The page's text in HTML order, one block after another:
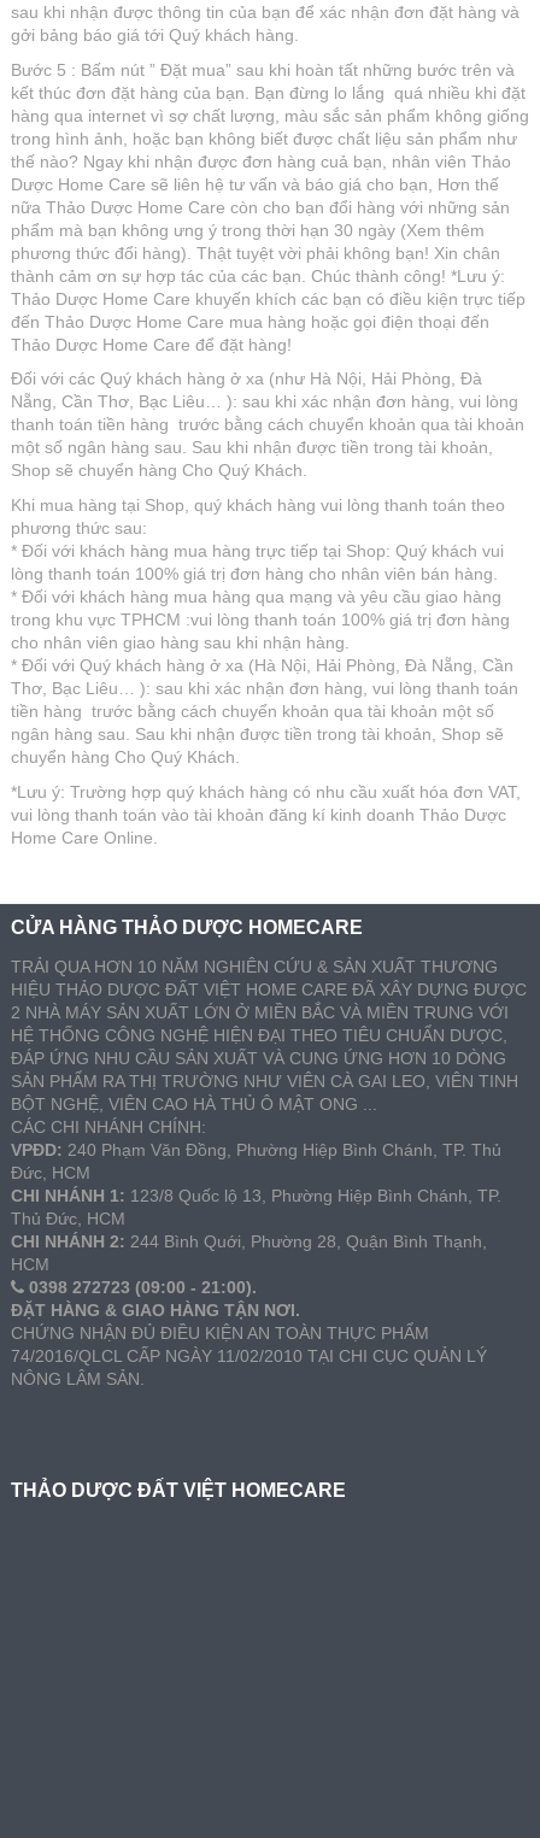
sau khi nhận được thông tin của bạn để xác nhận đơn đặt hàng và
gởi bảng báo giá tới Quý khách hàng.
Bước 5 : Bấm nút ” Đặt mua” sau khi hoàn tất những bước trên và
kết thúc đơn đặt hàng của bạn. Bạn đừng lo lắng quá nhiều khi đặt
hàng qua internet vì sợ chất lượng, màu sắc sản phẩm không giống
trong hình ảnh, hoặc bạn không biết được chất liệu sản phẩm như
thế nào? Ngay khi nhận được đơn hàng cuả bạn, nhân viên Thảo
Dược Home Care sẽ liên hệ tư vấn và báo giá cho bạn, Hơn thế
nữa Thảo Dược Home Care còn cho bạn đổi hàng với những sản
phẩm mà bạn không ưng ý trong thời hạn 30 ngày (Xem thêm
phương thức đổi hàng). Thật tuyệt vời phải không bạn! Xin chân
thành cảm ơn sự hợp tác của các bạn. Chúc thành công! *Lưu ý:
Thảo Dược Home Care khuyến khích các bạn có điều kiện trực tiếp
đến Thảo Dược Home Care mua hàng hoặc gọi điện thoại đến
Thảo Dược Home Care để đặt hàng!
Đối với các Quý khách hàng ở xa (như Hà Nội, Hải Phòng, Đà
Nẵng, Cần Thơ, Bạc Liêu… ): sau khi xác nhận đơn hàng, vui lòng
thanh toán tiền hàng trước bằng cách chuyển khoản qua tài khoản
một số ngân hàng sau. Sau khi nhận được tiền trong tài khoản,
Shop sẽ chuyển hàng Cho Quý Khách.
Khi mua hàng tại Shop, quý khách hàng vui lòng thanh toán theo
phương thức sau:
* Đối với khách hàng mua hàng trực tiếp tại Shop: Quý khách vui
lòng thanh toán 100% giá trị đơn hàng cho nhân viên bán hàng.
* Đối với khách hàng mua hàng qua mạng và yêu cầu giao hàng
trong khu vực TPHCM :vui lòng thanh toán 100% giá trị đơn hàng
cho nhân viên giao hàng sau khi nhận hàng.
* Đối với Quý khách hàng ở xa (Hà Nội, Hải Phòng, Đà Nẵng, Cần
Thơ, Bạc Liêu… ): sau khi xác nhận đơn hàng, vui lòng thanh toán
tiền hàng trước bằng cách chuyển khoản qua tài khoản một số
ngân hàng sau. Sau khi nhận được tiền trong tài khoản, Shop sẽ
chuyển hàng Cho Quý Khách.
*Lưu ý: Trường hợp quý khách hàng có nhu cầu xuất hóa đơn VAT,
vui lòng thanh toán vào tài khoản đăng kí kinh doanh Thảo Dược
Home Care Online.
CỬA HÀNG THẢO DƯỢC HOMECARE
TRẢI QUA HƠN 10 NĂM NGHIÊN CỨU & SẢN XUẤT THƯƠNG
HIỆU THẢO DƯỢC ĐẤT VIỆT HOME CARE ĐÃ XÂY DỰNG ĐƯỢC
2 NHÀ MÁY SẢN XUẤT LỚN Ở MIỀN BẮC VÀ MIỀN TRUNG VỚI
HỆ THỐNG CÔNG NGHỆ HIỆN ĐẠI THEO TIÊU CHUẨN DƯỢC,
ĐÁP ỨNG NHU CẦU SẢN XUẤT VÀ CUNG ỨNG HƠN 10 DÒNG
SẢN PHẨM RA THỊ TRƯỜNG NHƯ VIÊN CÀ GAI LEO, VIÊN TINH
BỘT NGHỆ, VIÊN CAO HÀ THỦ Ô MẬT ONG ...
CÁC CHI NHÁNH CHÍNH:
VPĐD: 240 Phạm Văn Đồng, Phường Hiệp Bình Chánh, TP. Thủ
Đức, HCM
CHI NHÁNH 1: 123/8 Quốc lộ 13, Phường Hiệp Bình Chánh, TP.
Thủ Đức, HCM
CHI NHÁNH 2: 244 Bình Quới, Phường 28, Quận Bình Thạnh,
HCM
0398 272723 (09:00 - 21:00).
ĐẶT HÀNG & GIAO HÀNG TẬN NƠI.
CHỨNG NHẬN ĐỦ ĐIỀU KIỆN AN TOÀN THỰC PHẨM
74/2016/QLCL CẤP NGÀY 11/02/2010 TẠI CHI CỤC QUẢN LÝ
NÔNG LÂM SẢN.
THẢO DƯỢC ĐẤT VIỆT HOMECARE